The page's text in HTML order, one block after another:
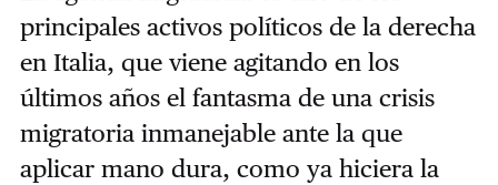
principales activos políticos de la derecha
en Italia, que viene agitando en los
últimos años el fantasma de una crisis
migratoria inmanejable ante la que
aplicar mano dura, como ya hiciera la